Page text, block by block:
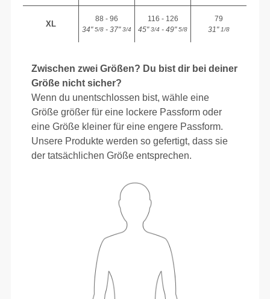
XL
88 - 96
34"5/8 - 37"3/4
116 - 126
45"3/4 - 49"5/8
79
31"1/8
Zwischen zwei Größen? Du bist dir bei deiner
Größe nicht sicher?
Wenn du unentschlossen bist, wähle eine
Größe größer für eine lockere Passform oder
eine Größe kleiner für eine engere Passform.
Unsere Produkte werden so gefertigt, dass sie
der tatsächlichen Größe entsprechen.